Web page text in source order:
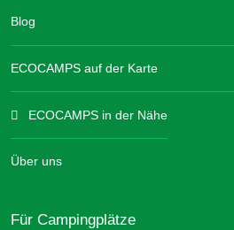
Blog
ECOCAMPS auf der Karte
ECOCAMPS in der Nähe
Über uns
Für Campingplätze